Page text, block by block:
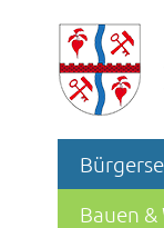
Bauen